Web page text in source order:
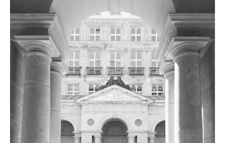
RAHMENVERTRAG
BAUUNTERHALT BMU